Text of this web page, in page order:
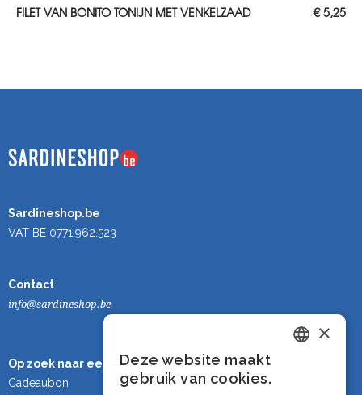
TOEVOEGEN AAN WINKELWAGEN
FILET VAN BONITO TONIJN MET VENKELZAAD €5,25
Sardineshop.be
VAT BE 0771.962.523
Contact
info@sardineshop.be
Op zoek naar een cadeau?
Cadeaubon
×
Deze website maakt
gebruik van cookies.